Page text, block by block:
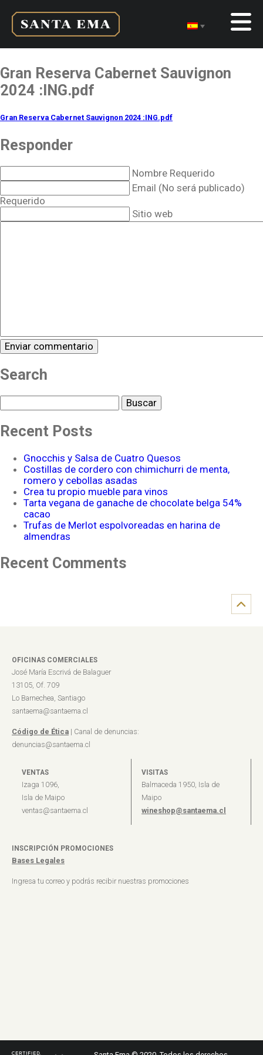
Gran Reserva Cabernet Sauvignon
2024 :ING.pdf
Gran Reserva Cabernet Sauvignon 2024 :ING.pdf
Responder
Nombre Requerido
Email (No será publicado)
Requerido
Sitio web
Search
Recent Posts
Gnocchis y Salsa de Cuatro Quesos
Costillas de cordero con chimichurri de menta,
romero y cebollas asadas
Crea tu propio mueble para vinos
Tarta vegana de ganache de chocolate belga 54%
cacao
Trufas de Merlot espolvoreadas en harina de
almendras
Recent Comments
OFICINAS COMERCIALES
José María Escrivá de Balaguer
13105, Of. 709
Lo Barnechea, Santiago
santaema@santaema.cl
Código de Ética | Canal de denuncias:
denuncias@santaema.cl
VENTAS
Izaga 1096,
Isla de Maipo
ventas@santaema.cl
VISITAS
Balmaceda 1950, Isla de
Maipo
wineshop@santaema.cl
INSCRIPCIÓN PROMOCIONES
Bases Legales
Ingresa tu correo y podrás recibir nuestras promociones